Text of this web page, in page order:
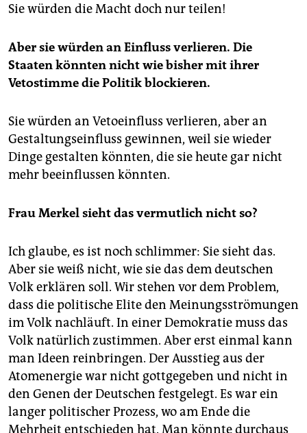
Sie würden die Macht doch nur teilen!
Aber sie würden an Einfluss verlieren. Die
Staaten könnten nicht wie bisher mit ihrer
Vetostimme die Politik blockieren.
Sie würden an Vetoeinfluss verlieren, aber an
Gestaltungseinfluss gewinnen, weil sie wieder
Dinge gestalten könnten, die sie heute gar nicht
mehr beeinflussen könnten.
Frau Merkel sieht das vermutlich nicht so?
Ich glaube, es ist noch schlimmer: Sie sieht das.
Aber sie weiß nicht, wie sie das dem deutschen
Volk erklären soll. Wir stehen vor dem Problem,
dass die politische Elite den Meinungsströmungen
im Volk nachläuft. In einer Demokratie muss das
Volk natürlich zustimmen. Aber erst einmal kann
man Ideen reinbringen. Der Ausstieg aus der
Atomenergie war nicht gottgegeben und nicht in
den Genen der Deutschen festgelegt. Es war ein
langer politischer Prozess, wo am Ende die
Mehrheit entschieden hat. Man könnte durchaus